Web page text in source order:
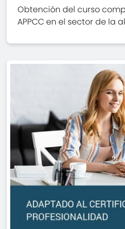
Obtención del curso
APPCC en el sector de la